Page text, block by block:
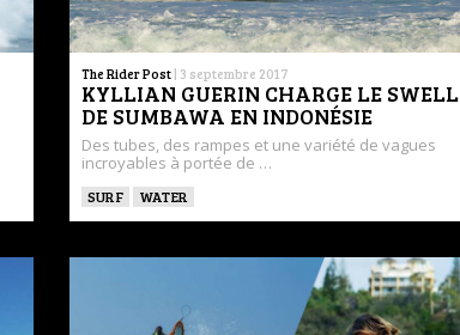
The Rider Post | 3 septembre 2017
KYLLIAN GUERIN CHARGE LE SWELL
DE SUMBAWA EN INDONÉSIE
Des tubes, des rampes et une variété de vagues
incroyables à portée de …
SURF WATER